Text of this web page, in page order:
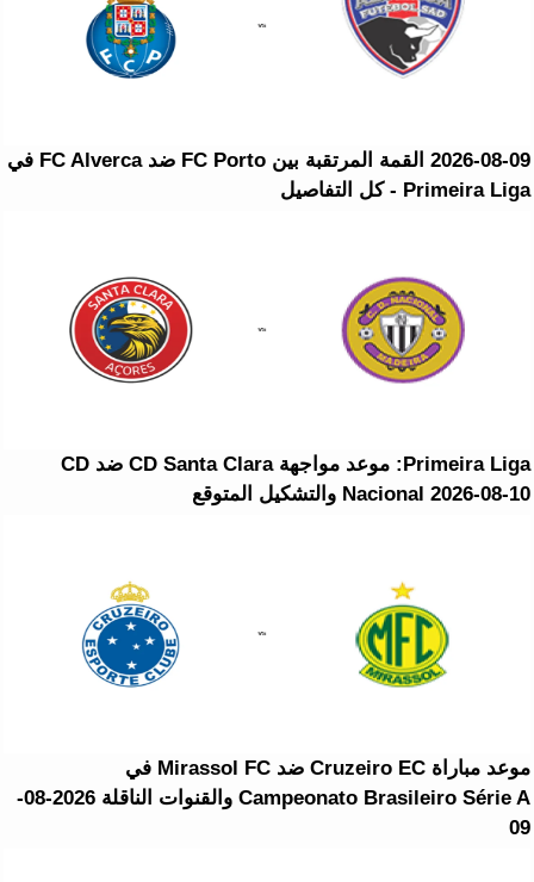
2026-08-09 القمة المرتقبة بين FC Porto ضد FC Alverca في
Primeira Liga - كل التفاصيل
Primeira Liga: موعد مواجهة CD Santa Clara ضد CD
Nacional 2026-08-10 والتشكيل المتوقع
موعد مباراة Cruzeiro EC ضد Mirassol FC في
Campeonato Brasileiro Série A والقنوات الناقلة 2026-08-
09